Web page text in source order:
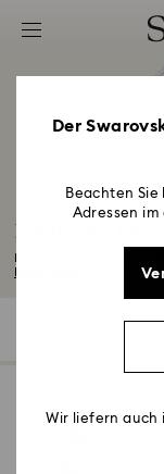
Liste Tastaturkürzel
2 - Footer
4 -
Exklusive
Der
Beachten
Adressen
Wir liefern auch